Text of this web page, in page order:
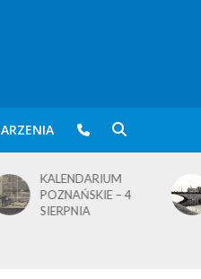
KALENDARIUM
POZNAŃSKIE – 4
SIERPNIA